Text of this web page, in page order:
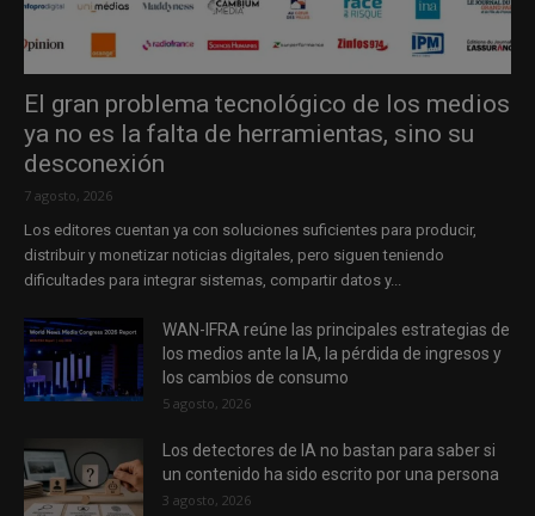
El gran problema tecnológico de los medios
ya no es la falta de herramientas, sino su
desconexión
7 agosto, 2026
Los editores cuentan ya con soluciones suficientes para producir,
distribuir y monetizar noticias digitales, pero siguen teniendo
dificultades para integrar sistemas, compartir datos y...
WAN-IFRA reúne las principales estrategias de
los medios ante la IA, la pérdida de ingresos y
los cambios de consumo
5 agosto, 2026
Los detectores de IA no bastan para saber si
un contenido ha sido escrito por una persona
3 agosto, 2026